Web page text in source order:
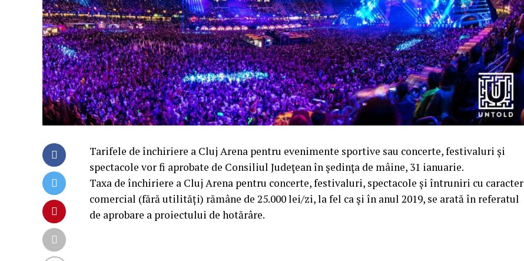
Tarifele de închiriere a Cluj Arena pentru evenimente sportive sau concerte, festivaluri şi
spectacole vor fi aprobate de Consiliul Judeţean în şedinţa de mâine, 31 ianuarie.
Taxa de închiriere a Cluj Arena pentru concerte, festivaluri, spectacole și întruniri cu caracter
comercial (fără utilități) rămâne de 25.000 lei/zi, la fel ca şi în anul 2019, se arată în referatul
de aprobare a proiectului de hotărâre.